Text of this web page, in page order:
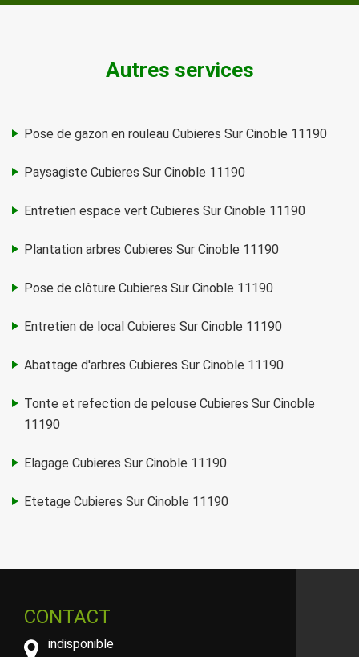
Autres services
Pose de gazon en rouleau Cubieres Sur Cinoble 11190
Paysagiste Cubieres Sur Cinoble 11190
Entretien espace vert Cubieres Sur Cinoble 11190
Plantation arbres Cubieres Sur Cinoble 11190
Pose de clôture Cubieres Sur Cinoble 11190
Entretien de local Cubieres Sur Cinoble 11190
Abattage d'arbres Cubieres Sur Cinoble 11190
Tonte et refection de pelouse Cubieres Sur Cinoble
11190
Elagage Cubieres Sur Cinoble 11190
Etetage Cubieres Sur Cinoble 11190
CONTACT
indisponible